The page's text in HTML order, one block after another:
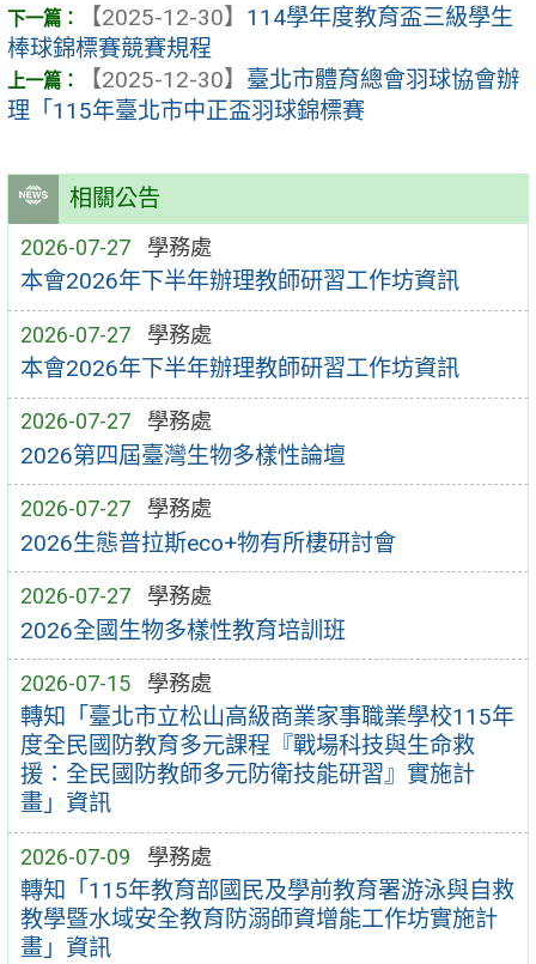
相關公告
2026-07-27 學務處
本會2026年下半年辦理教師研習工作坊資訊
2026-07-27 學務處
本會2026年下半年辦理教師研習工作坊資訊
2026-07-27 學務處
2026第四屆臺灣生物多樣性論壇
2026-07-27 學務處
2026生態普拉斯eco+物有所棲研討會
2026-07-27 學務處
2026全國生物多樣性教育培訓班
2026-07-15 學務處
轉知「臺北市立松山高級商業家事職業學校115年
度全民國防教育多元課程『戰場科技與生命救
援：全民國防教師多元防衛技能研習』實施計
畫」資訊
2026-07-09 學務處
轉知「115年教育部國民及學前教育署游泳與自救
教學暨水域安全教育防溺師資增能工作坊實施計
畫」資訊
【2025-12-30】 114學年度教育盃三級學生
棒球錦標賽競賽規程
【2025-12-30】 臺北市體育總會羽球協會辦
理「115年臺北市中正盃羽球錦標賽